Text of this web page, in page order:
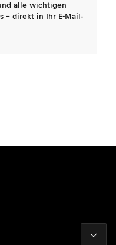
alle wichtigen
- direkt in Ihr E-Mail-